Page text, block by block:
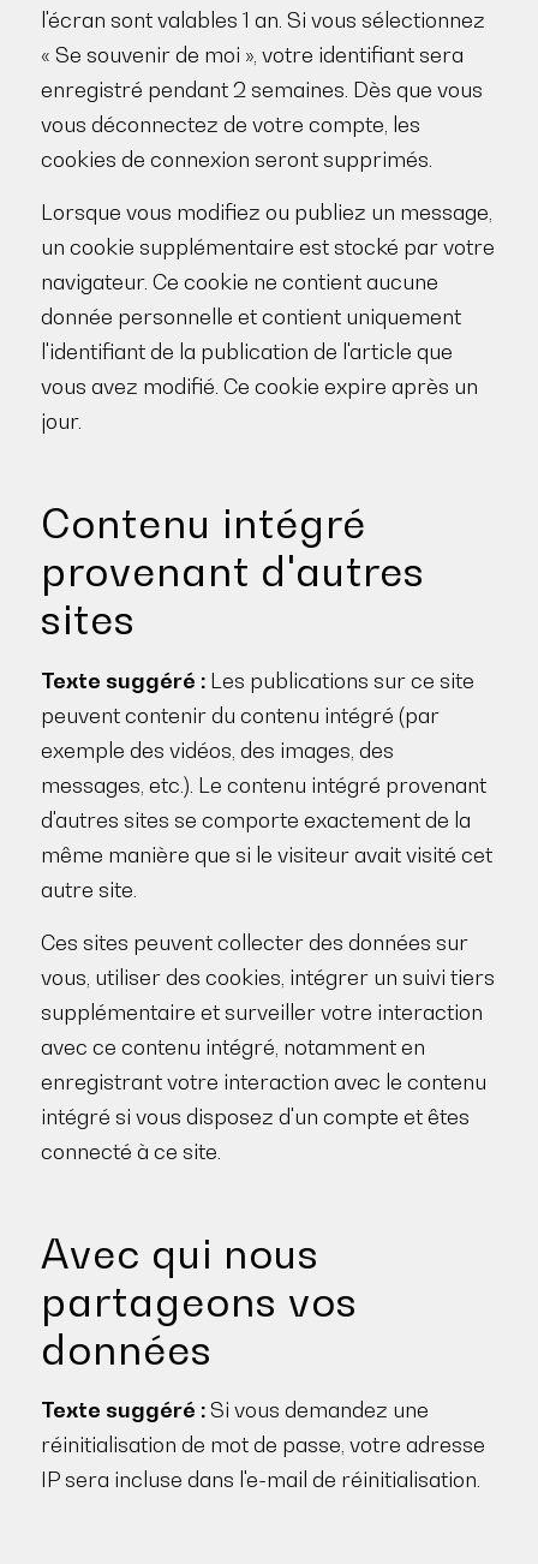
l'écran sont valables 1 an. Si vous sélectionnez
« Se souvenir de moi », votre identifiant sera
enregistré pendant 2 semaines. Dès que vous
vous déconnectez de votre compte, les
cookies de connexion seront supprimés.
Lorsque vous modifiez ou publiez un message,
un cookie supplémentaire est stocké par votre
navigateur. Ce cookie ne contient aucune
donnée personnelle et contient uniquement
l'identifiant de la publication de l'article que
vous avez modifié. Ce cookie expire après un
jour.
Contenu intégré
provenant d'autres
sites
Texte suggéré : Les publications sur ce site
peuvent contenir du contenu intégré (par
exemple des vidéos, des images, des
messages, etc.). Le contenu intégré provenant
d'autres sites se comporte exactement de la
même manière que si le visiteur avait visité cet
autre site.
Ces sites peuvent collecter des données sur
vous, utiliser des cookies, intégrer un suivi tiers
supplémentaire et surveiller votre interaction
avec ce contenu intégré, notamment en
enregistrant votre interaction avec le contenu
intégré si vous disposez d'un compte et êtes
connecté à ce site.
Avec qui nous
partageons vos
données
Texte suggéré :Si vous demandez une
réinitialisation de mot de passe, votre adresse
IP sera incluse dans l'e-mail de réinitialisation.